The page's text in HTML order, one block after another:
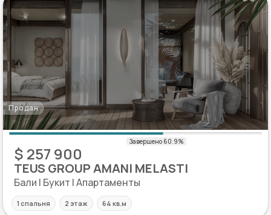
Продан
$ 257 900
TEUS GROUP AMANI MELASTI
Бали | Букит | Апартаменты
1 спальня 2 этаж 64 кв.м